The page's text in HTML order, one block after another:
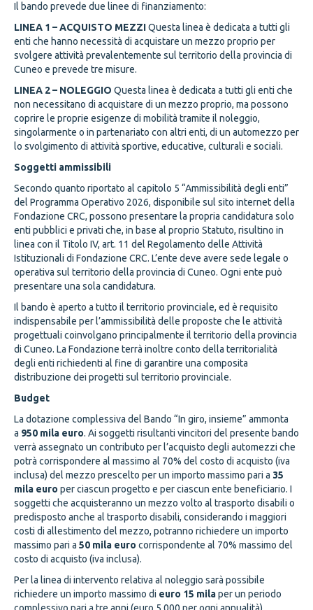
Il bando prevede due linee di finanziamento:
LINEA 1 – ACQUISTO MEZZIQuesta linea è dedicata a tutti gli
enti che hanno necessità di acquistare un mezzo proprio per
svolgere attività prevalentemente sul territorio della provincia di
Cuneo e prevede tre misure.
LINEA 2 – NOLEGGIO Questa linea è dedicata a tutti gli enti che
non necessitano di acquistare di un mezzo proprio, ma possono
coprire le proprie esigenze di mobilità tramite il noleggio,
singolarmente o in partenariato con altri enti, di un automezzo per
lo svolgimento di attività sportive, educative, culturali e sociali.
Soggetti ammissibili
Secondo quanto riportato al capitolo 5 “Ammissibilità degli enti”
del Programma Operativo 2026, disponibile sul sito internet della
Fondazione CRC, possono presentare la propria candidatura solo
enti pubblici e privati che, in base al proprio Statuto, risultino in
linea con il Titolo IV, art. 11 del Regolamento delle Attività
Istituzionali di Fondazione CRC. L’ente deve avere sede legale o
operativa sul territorio della provincia di Cuneo. Ogni ente può
presentare una sola candidatura.
Il bando è aperto a tutto il territorio provinciale, ed è requisito
indispensabile per l’ammissibilità delle proposte che le attività
progettuali coinvolgano principalmente il territorio della provincia
di Cuneo. La Fondazione terrà inoltre conto della territorialità
degli enti richiedenti al fine di garantire una composita
distribuzione dei progetti sul territorio provinciale.
Budget
La dotazione complessiva del Bando “In giro, insieme” ammonta
a 950 mila euro. Ai soggetti risultanti vincitori del presente bando
verrà assegnato un contributo per l’acquisto degli automezzi che
potrà corrispondere al massimo al 70% del costo di acquisto (iva
inclusa) del mezzo prescelto per un importo massimo pari a 35
mila euro per ciascun progetto e per ciascun ente beneficiario. I
soggetti che acquisteranno un mezzo volto al trasporto disabili o
predisposto anche al trasporto disabili, considerando i maggiori
costi di allestimento del mezzo, potranno richiedere un importo
massimo pari a 50 mila euro corrispondente al 70% massimo del
costo di acquisto (iva inclusa).
Per la linea di intervento relativa al noleggio sarà possibile
richiedere un importo massimo di euro 15 milaper un periodo